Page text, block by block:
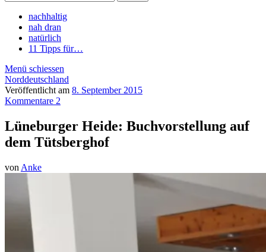
nachhaltig
nah dran
natürlich
11 Tipps für…
Menü schiessen
Norddeutschland
Veröffentlicht am 8. September 2015
Kommentare 2
Lüneburger Heide: Buchvorstellung auf
dem Tütsberghof
von Anke